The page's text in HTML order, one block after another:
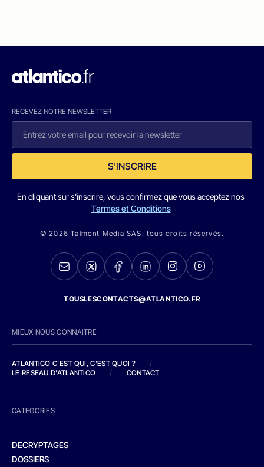
RECEVEZ NOTRE NEWSLETTER
S'INSCRIRE
En cliquant sur s'inscrire, vous confirmez que vous acceptez nos
Termes et Conditions
© 2026 Talmont Media SAS. tous droits réservés.
TOUSLESCONTACTS@ATLANTICO.FR
MIEUX NOUS CONNAITRE
ATLANTICO C'EST QUI, C'EST QUOI ?
/
LE RESEAU D'ATLANTICO
/ CONTACT
CATEGORIES
DECRYPTAGES
DOSSIERS